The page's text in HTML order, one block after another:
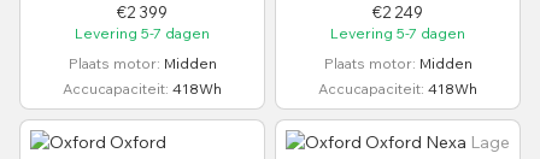
€2 399
Levering 5-7 dagen
Plaats motor Midden
Accucapaciteit 418Wh
€2 249
Levering 5-7 dagen
Plaats motor Midden
Accucapaciteit 418Wh